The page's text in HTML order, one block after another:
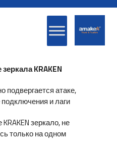
KRAKEN
подвергается атаке,
и лаги.
зеркало, не
только на одном.